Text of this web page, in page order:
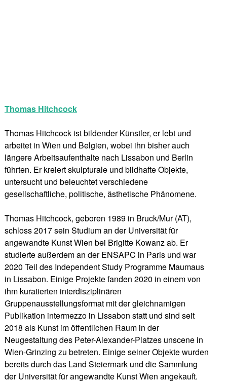
Thomas Hitchcock
Thomas Hitchcock ist bildender Künstler, er lebt und
arbeitet in Wien und Belgien, wobei ihn bisher auch
längere Arbeitsaufenthalte nach Lissabon und Berlin
führten. Er kreiert skulpturale und bildhafte Objekte,
untersucht und beleuchtet verschiedene
gesellschaftliche, politische, ästhetische Phänomene.
Thomas Hitchcock, geboren 1989 in Bruck/Mur (AT),
schloss 2017 sein Studium an der Universität für
angewandte Kunst Wien bei Brigitte Kowanz ab. Er
studierte außerdem an der ENSAPC in Paris und war
2020 Teil des Independent Study Programme Maumaus
in Lissabon. Einige Projekte fanden 2020 in einem von
ihm kuratierten interdisziplinären
Gruppenausstellungsformat mit der gleichnamigen
Publikation intermezzo in Lissabon statt und sind seit
2018 als Kunst im öffentlichen Raum in der
Neugestaltung des Peter-Alexander-Platzes unscene in
Wien-Grinzing zu betreten. Einige seiner Objekte wurden
bereits durch das Land Steiermark und die Sammlung
der Universität für angewandte Kunst Wien angekauft.